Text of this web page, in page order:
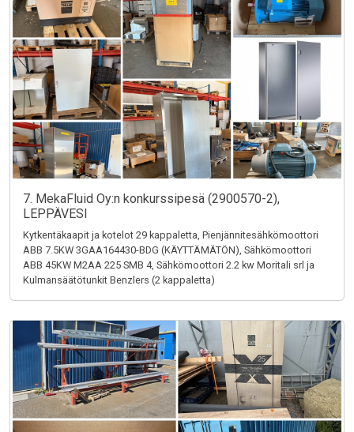
7. MekaFluid Oy:n konkurssipesä (2900570-2),
LEPPÄVESI
Kytkentäkaapit ja kotelot 29 kappaletta, Pienjännitesähkömoottori
ABB 7.5KW 3GAA164430-BDG (KÄYTTÄMÄTÖN), Sähkömoottori
ABB 45KW M2AA 225 SMB 4, Sähkömoottori 2.2 kw Moritali srl ja
Kulmansäätötunkit Benzlers (2 kappaletta)